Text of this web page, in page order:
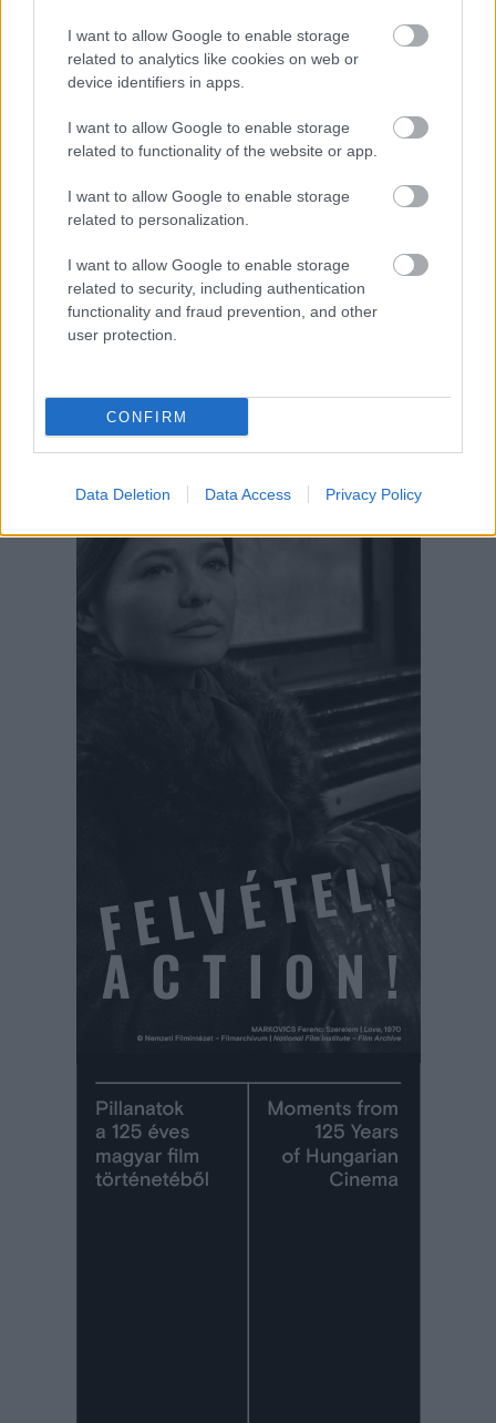
I want to allow Google to enable storage
related to analytics like cookies on web or
device identifiers in apps.
I want to allow Google to enable storage
related to functionality of the website or app.
I want to allow Google to enable storage
related to personalization.
I want to allow Google to enable storage
related to security, including authentication
functionality and fraud prevention, and other
user protection.
CONFIRM
Data Deletion Data Access Privacy Policy